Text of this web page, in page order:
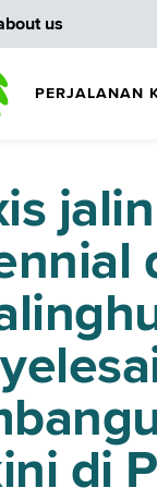
PERJALANAN
us
di